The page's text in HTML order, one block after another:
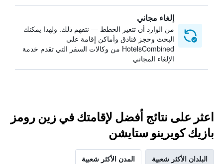
إلغاء مجاني
من الوارد أن تتغير الخطط — نتفهم ذلك. ولهذا يمكنك
البحث وحجز فنادق وأماكن إقامة على
HotelsCombined من وكالات السفر التي تقدم خدمة
الإلغاء المجاني
اعثر على نتائج أفضل لإقامتك في زين رومز
بازيك كويرينو ستايشن
البلدان الأكثر شعبية المدن الأكثر شعبية